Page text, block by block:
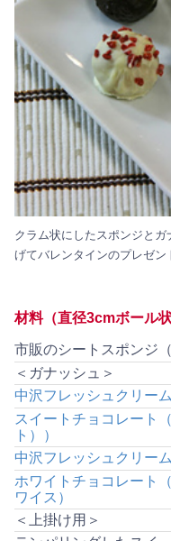
クラム状にしたスポンジと
げてバレンタインのプレゼン
材料（直径3cmボール
市販のシートスポンジ
＜ガナッシュ＞
中沢フレッシュクリー
スイートチョコレート
ト））
中沢フレッシュクリー
ホワイトチョコレート
ワイス）
＜上掛け用＞